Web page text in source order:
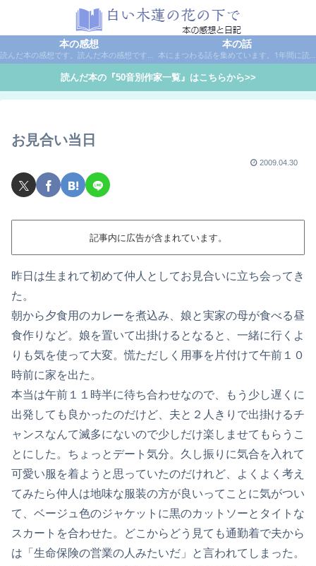
本の感想
読んだ本の感想です。読んだ本の感想です。本は作家名で50音別に分類しています。
本の話
本にまつわる話を集めています。1年間に読んだ本の総括や、本に関する話題など。
読んだ本の『50音別作家一覧』はこちらから>>
お見合い当日
2009.04.30
記事内に広告が含まれています。
昨日は生まれて初めて仲人としてお見合いに立ち会ってき
た。
朝から夕食用のカレーを煮込み、娘と実家の母が食べる昼
食作りなど。娘を置いて出掛けるとなると、一緒に行くよ
りも気を使って大変。慌ただしく用事を片付けて午前１０
時前に家を出た。
本当は午前１１時半に待ち合わせなので、もう少し遅くに
出発しても良かったのだけど、夫と２人きりで出掛けるチ
ャンスなんて滅多にないので少しだけ楽しませてもらうこ
とにした。ちょっとデート気分。久し振りに気合を入れて
可愛い服を着ようと思っていたのだけれど、よくよく考え
てみたら仲人は地味な服装の方が良いってことに気がつい
て、ベージュ色のジャケットに黒のカットソーとタイトな
スカートを合わせた。どこからどう見ても通勤着で夫から
は「生命保険の営業の人みたいだ」と言われてしまった。